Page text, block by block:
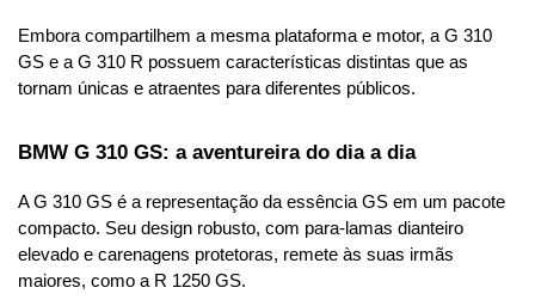
Embora compartilhem a mesma plataforma e motor, a G 310
GS e a G 310 R possuem características distintas que as
tornam únicas e atraentes para diferentes públicos.
BMW G 310 GS: a aventureira do dia a dia
A G 310 GS é a representação da essência GS em um pacote
compacto. Seu design robusto, com para-lamas dianteiro
elevado e carenagens protetoras, remete às suas irmãs
maiores, como a R 1250 GS.